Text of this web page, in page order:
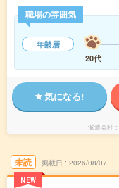
職場の雰囲気
年齢層
20代
気になる!
派遣会社
未読
NEW
掲載日 2026/08/07